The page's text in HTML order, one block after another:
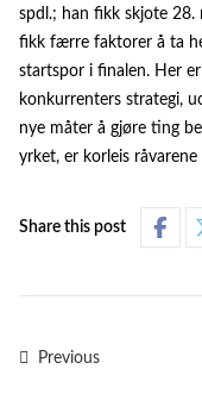
spdl.; han fikk skjote 28.
fikk færre faktorer å ta
startspor i finalen. Her
konkurrenters strategi,
nye måter å gjøre ting
yrket, er korleis
Share this post
Previous